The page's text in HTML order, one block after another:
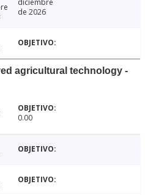
diciembre
de 2026
agricultural technology -
0.00